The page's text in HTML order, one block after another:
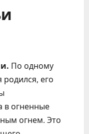
По одному
родился, его
в огненные
огнем. Это